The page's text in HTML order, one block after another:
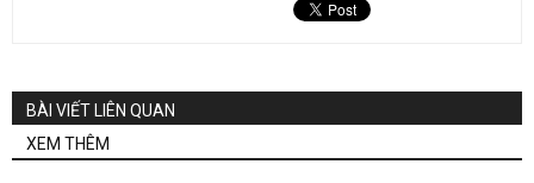
BÀI VIẾT LIÊN QUAN
XEM THÊM